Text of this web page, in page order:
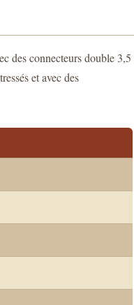
des connecteurs double 3,5
et avec des